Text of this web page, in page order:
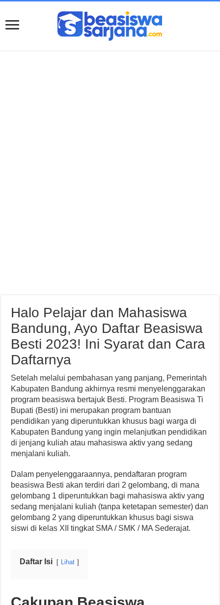
Halo Pelajar dan Mahasiswa
Bandung, Ayo Daftar Beasiswa
Besti 2023! Ini Syarat dan Cara
Daftarnya
Setelah melalui pembahasan yang panjang, Pemerintah
Kabupaten Bandung akhirnya resmi menyelenggarakan
program beasiswa bertajuk Besti. Program Beasiswa Ti
Bupati (Besti) ini merupakan program bantuan
pendidikan yang diperuntukkan khusus bagi warga di
Kabupaten Bandung yang ingin melanjutkan pendidikan
di jenjang kuliah atau mahasiswa aktiv yang sedang
menjalani kuliah.
Dalam penyelenggaraannya, pendaftaran program
beasiswa Besti akan terdiri dari 2 gelombang, di mana
gelombang 1 diperuntukkan bagi mahasiswa aktiv yang
sedang menjalani kuliah (tanpa ketetapan semester) dan
gelombang 2 yang diperuntukkan khusus bagi siswa
siswi di kelas XII tingkat SMA / SMK / MA Sederajat.
Daftar Isi Lihat